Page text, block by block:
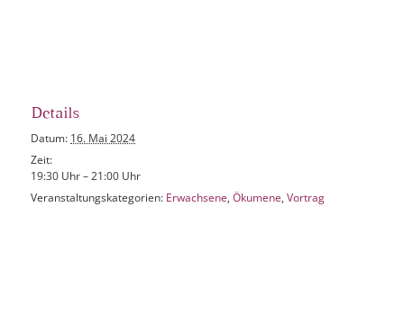
Details
Datum: 16. Mai 2024
Zeit:
19:30 Uhr – 21:00 Uhr
Veranstaltungskategorien: Erwachsene,Ökumene,Vortrag